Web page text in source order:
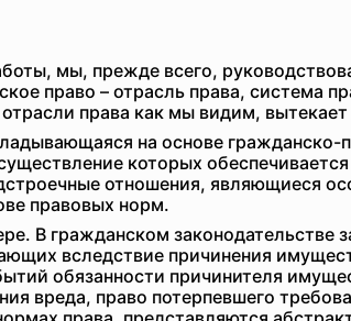
мы, прежде всего,
право – отрасль права, система
права как мы видим,
на основе
которых
отношения, являющиеся
правовых норм.
В гражданском законодательстве
вследствие причинения
обязанности причинителя
вреда, право потерпевшего